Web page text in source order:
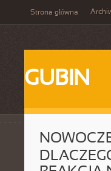
Strona główna
GUBIN